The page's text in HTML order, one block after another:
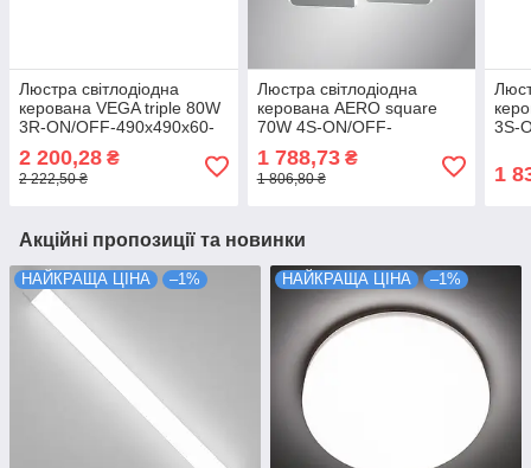
Люстра світлодіодна
керована VEGA triple 80W
3R-ON/OFF-490х490x60-
BLACK/WHITE-220-IP20
2 200,28 ₴
2 222,50 ₴
Люстра світлодіодна
керована AERO square
70W 4S-ON/OFF-
455х455х60-
WHITE/WHITE-220-IP20
1 788,73₴
1 806,80 ₴
3S-
1
Акційні пропозиції та новинки
НАЙКРАЩА ЦІНА –1% НАЙКРАЩА ЦІНА –1%